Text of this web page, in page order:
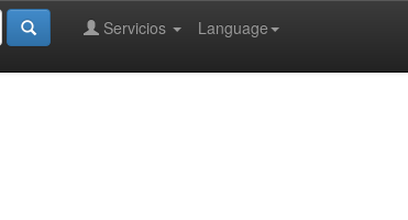
Language
Servicios